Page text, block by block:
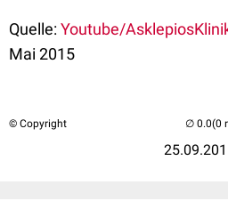
Quelle:Youtube/
Mai 2015
© Copyright (0